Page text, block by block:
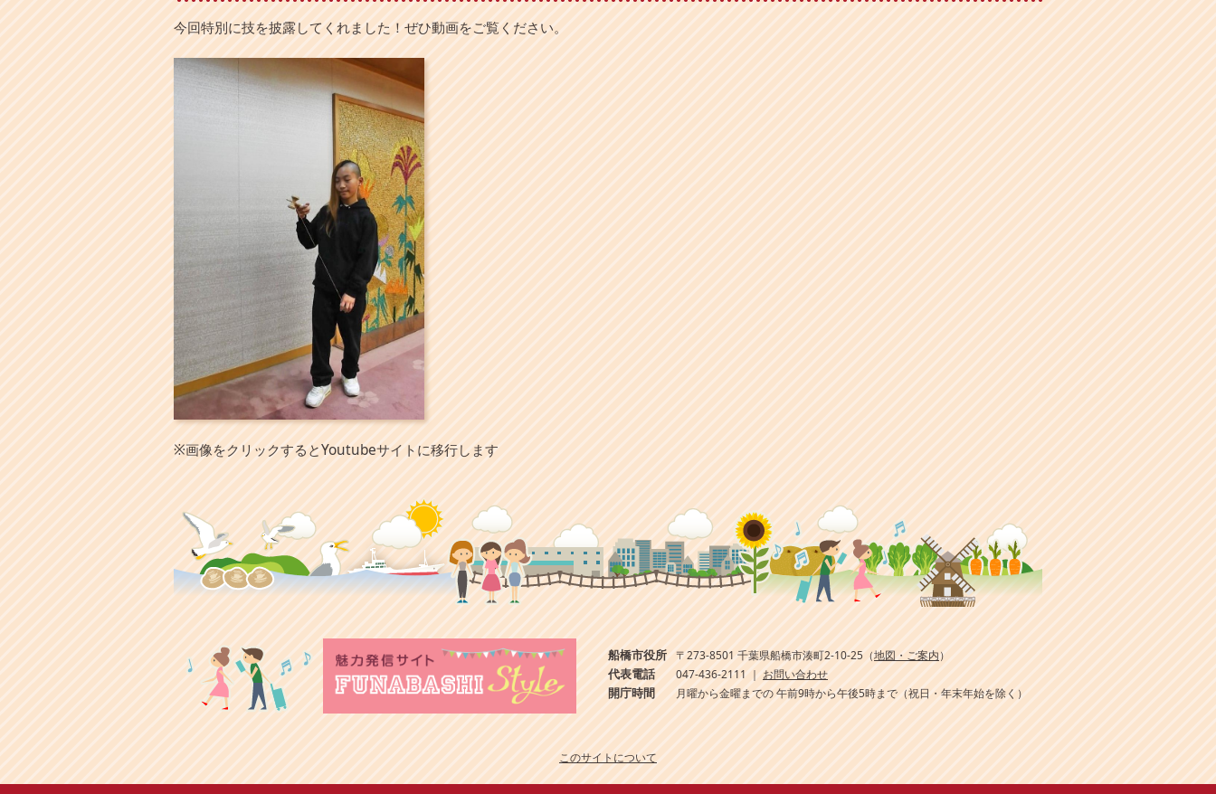
今回特別に技を披露してくれました！ぜひ動画をご覧ください。
※画像をクリックするとYoutubeサイトに移行します
船橋市役所 〒273-8501 千葉県船橋市湊町2-10-25 （地図・ご案内）
代表電話
047-436-2111 ｜ お問い合わせ
開庁時間
月曜から金曜までの 午前9時から午後5時まで （祝日・年末年始を除く）
このサイトについて